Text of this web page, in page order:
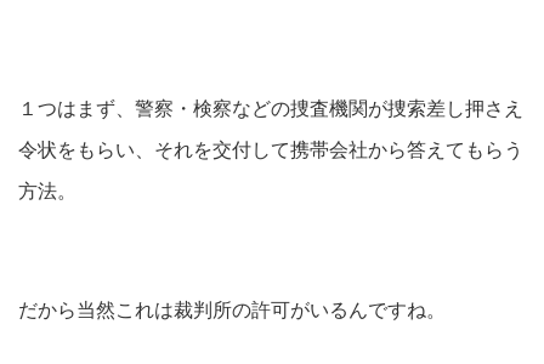
１つはまず、警察・検察などの捜査機関が捜索差し押さえ
令状をもらい、それを交付して携帯会社から答えてもらう
方法。
だから当然これは裁判所の許可がいるんですね。